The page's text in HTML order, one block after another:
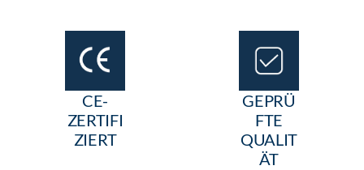
CE-
ZERTIFI
ZIERT
GEPRÜ
FTE
QUALIT
ÄT